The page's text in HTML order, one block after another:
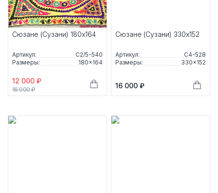
Сюзане (Сузани) 180x164
Артикул:
С2/5-540
Размеры:
180×164
12 000 ₽
16 000 ₽
Сюзане (Сузани) 330x152
Артикул:
С4-528
Размеры:
330×152
16 000 ₽